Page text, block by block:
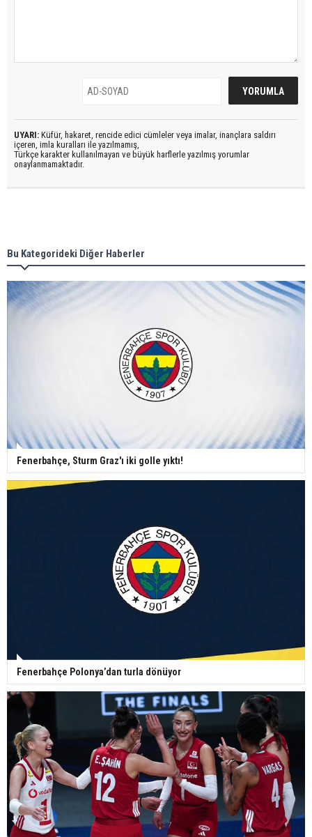
UYARI: Küfür, hakaret, rencide edici cümleler veya imalar, inançlara saldırı
içeren, imla kuralları ile yazılmamış,
Türkçe karakter kullanılmayan ve büyük harflerle yazılmış yorumlar
onaylanmamaktadır.
Bu Kategorideki Diğer Haberler
Fenerbahçe, Sturm Graz'ı iki golle yıktı!
Fenerbahçe Polonya’dan turla dönüyor